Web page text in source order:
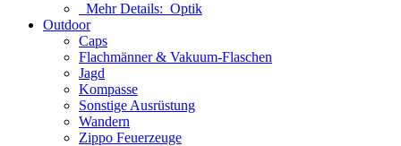
Mehr Details: Optik
Outdoor
Caps
Flachmänner & Vakuum-Flaschen
Jagd
Kompasse
Sonstige Ausrüstung
Wandern
Zippo Feuerzeuge